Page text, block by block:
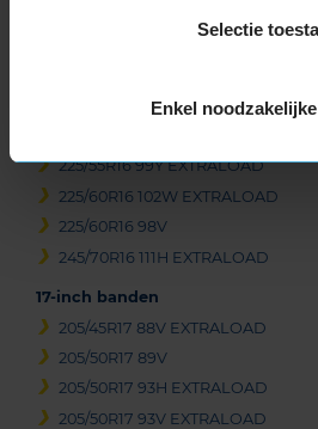
Selectie
Enkel
225/55R16 95W
225/55R16 99Y EXTRALOAD
225/60R16 102W EXTRALOAD
225/60R16 98V
245/70R16 111H EXTRALOAD
17-inch banden
205/45R17 88V EXTRALOAD
205/50R17 89V
205/50R17 93H EXTRALOAD
205/50R17 93V EXTRALOAD